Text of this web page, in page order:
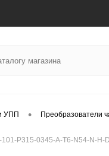
УПП •
Преобразователи
P315-0345-A-T6-N54-N-H-